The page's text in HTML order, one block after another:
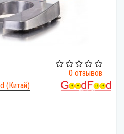
0 отзывов
(Китай)